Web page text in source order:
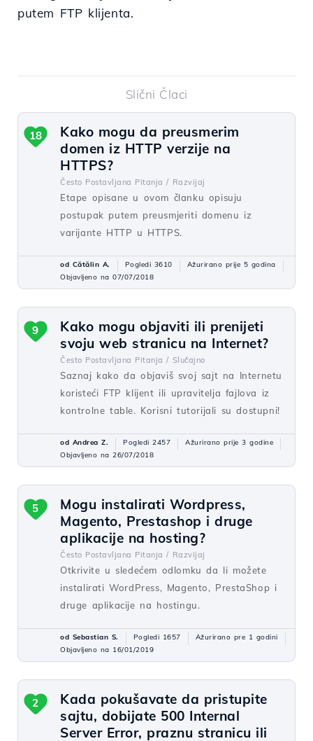
putem FTP klijenta.
Slični Člaci
Kako mogu da preusmerim
domen iz HTTP verzije na
HTTPS?
Često Postavljana Pitanja / Razvijaj
Etape opisane u ovom članku opisuju
postupak putem preusmjeriti domenu iz
varijante HTTP u HTTPS.
18
od Cătălin A. Pogledi 3610
Ažurirano prije 5 godina
Objavljeno na 07/07/2018
Kako mogu objaviti ili prenijeti
svoju web stranicu na Internet?
Često Postavljana Pitanja / Slučajno
Saznaj kako da objaviš svoj sajt na Internetu
koristeći FTP klijent ili upravitelja fajlova iz
kontrolne table. Korisni tutorijali su dostupni!
9
od Andrea Z. Pogledi 2457
Ažurirano prije 3 godine
Objavljeno na 26/07/2018
Mogu instalirati Wordpress,
Magento, Prestashop i druge
aplikacije na hosting?
Često Postavljana Pitanja / Razvijaj
Otkrivite u sledećem odlomku da li možete
instalirati WordPress, Magento, PrestaShop i
druge aplikacije na hostingu.
5
od Sebastian S. Pogledi 1657
Ažurirano pre 1 godini
Objavljeno na 16/01/2019
Kada pokušavate da pristupite
sajtu, dobijate 500 Internal
Server Error, praznu stranicu ili
2